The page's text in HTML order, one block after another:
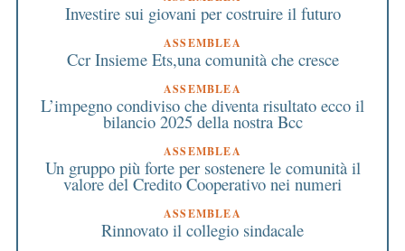
Investire sui giovani per costruire il futuro
ASSEMBLEA
Ccr Insieme Ets,una comunità che cresce
ASSEMBLEA
L’impegno condiviso che diventa risultato ecco il
bilancio 2025 della nostra Bcc
ASSEMBLEA
Un gruppo più forte per sostenere le comunità il
valore del Credito Cooperativo nei numeri
ASSEMBLEA
Rinnovato il collegio sindacale